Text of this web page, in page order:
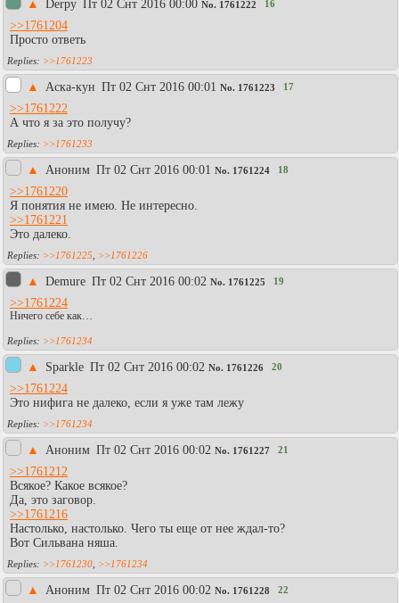
▲ Derpy Пт 02 Снт 2016 00:00 No. 1761222 16
>>1761204
Просто ответь
>>1761223
▲ Аска-кун Пт 02 Снт 2016 00:01 No. 1761223 17
>>1761222
А что я за это получу?
>>1761233
▲ Аноним Пт 02 Снт 2016 00:01 No. 1761224 18
>>1761220
Я понятия не имею. Не интересно.
>>1761221
Это далеко.
>>1761225 >>1761226
▲ Demure Пт 02 Снт 2016 00:02 No. 1761225 19
>>1761224
Ничего себе как…
>>1761234
▲ Sparkle Пт 02 Снт 2016 00:02 No. 1761226 20
>>1761224
Это нифига не далеко, если я уже там лежу
>>1761234
▲ Аноним Пт 02 Снт 2016 00:02 No. 1761227 21
>>1761212
Всякое? Какое всякое?
Да, это заговор.
>>1761216
Настолько, настолько. Чего ты еще от нее ждал-то?
Вот Сильвана няша.
>>1761230 >>1761234
▲ Аноним Пт 02 Снт 2016 00:02 No. 1761228 22